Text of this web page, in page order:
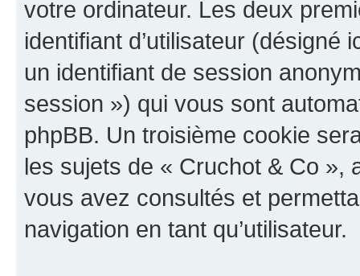
votre ordinateur. Les deux
identifiant d’utilisateur (désigné
un identifiant de session
session ») qui vous sont
phpBB. Un troisième cookie
les sujets de « Cruchot & Co »,
vous avez consultés et
navigation en tant qu’utilisateur.